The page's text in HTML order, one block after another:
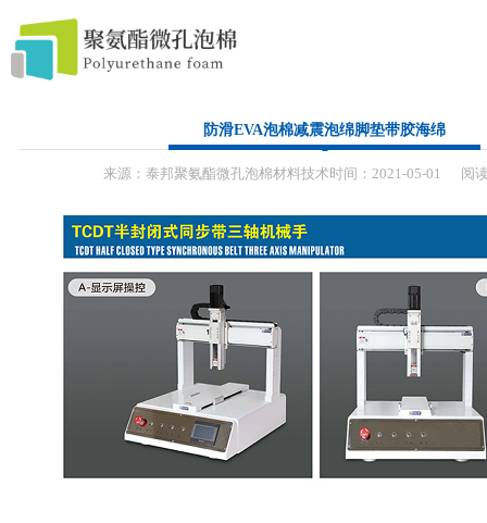
首 页
模切辅料
产品中心
关于我们
联系方式
防滑EVA泡棉减震泡绵脚垫带胶海绵
来源： 泰邦聚氨酯微孔泡棉材料技术时间： 2021-05-01 阅